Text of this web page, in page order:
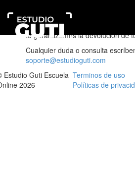
Estudio
Guti
Escuela
Online
completa satisfacción que, al no
dentro de los primeros 30 días a
te garantizamos la devolución de
Cualquier duda o consulta
soporte@estudioguti.com
Estudio Guti Escuela
2026
Terminos de uso
Políticas de